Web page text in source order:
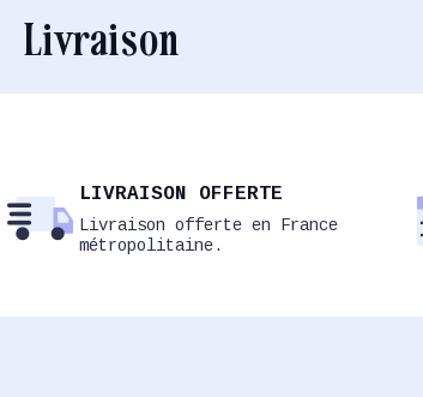
Livraison
LIVRAISON OFFERTE
Livraison offerte en France
métropolitaine.